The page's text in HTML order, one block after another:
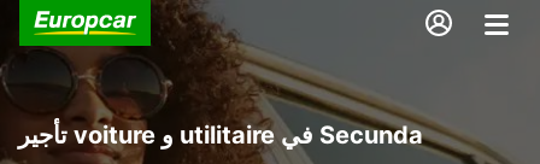
تأجير voiture و utilitaire في Secunda